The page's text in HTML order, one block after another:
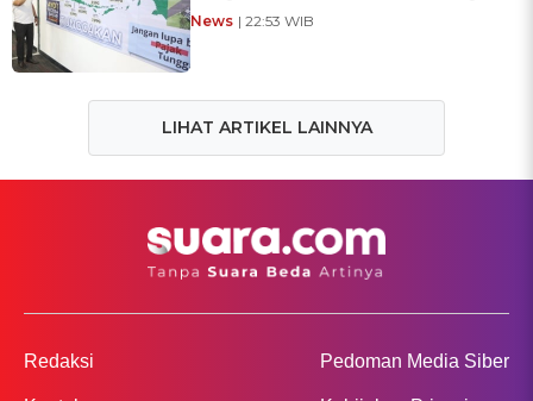
News | 22:53 WIB
LIHAT ARTIKEL LAINNYA
Redaksi Pedoman Media Siber